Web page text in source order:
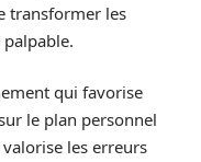
transformer les
qui favorise
le plan personnel
les erreurs